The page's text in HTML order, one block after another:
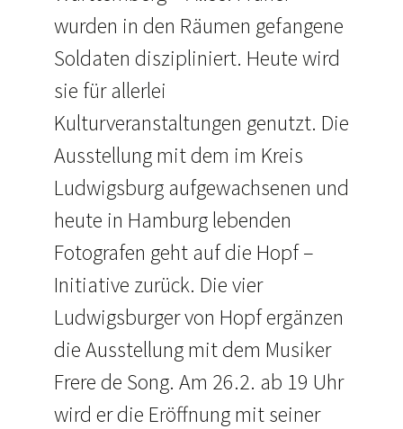
wurden in den Räumen gefangene
Soldaten diszipliniert. Heute wird
sie für allerlei
Kulturveranstaltungen genutzt. Die
Ausstellung mit dem im Kreis
Ludwigsburg aufgewachsenen und
heute in Hamburg lebenden
Fotografen geht auf die Hopf –
Initiative zurück. Die vier
Ludwigsburger von Hopf ergänzen
die Ausstellung mit dem Musiker
Frere de Song. Am 26.2. ab 19 Uhr
wird er die Eröffnung mit seiner